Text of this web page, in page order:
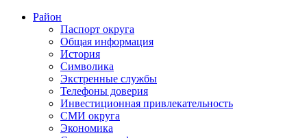
Район
Паспорт округа
Общая информация
История
Символика
Экстренные службы
Телефоны доверия
Инвестиционная привлекательность
СМИ округа
Экономика